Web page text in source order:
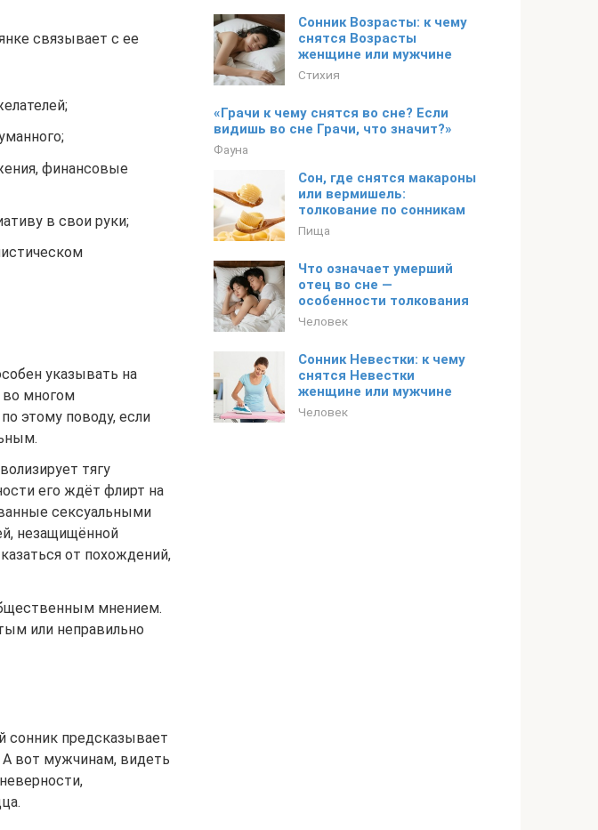
связывает с ее
финансовые
в свои руки;
указывать на
во многом
этому поводу, если
тягу
его ждёт флирт на
сексуальными
незащищённой
от похождений,
мнением.
или неправильно
сонник предсказывает
вот мужчинам, видеть
Сонник Возрасты: к чему
снятся Возрасты
женщине или мужчине
Стихия
«Грачи к чему снятся во сне? Если
видишь во сне Грачи, что значит?»
Фауна
Сон, где снятся макароны
или вермишель:
толкование по сонникам
Пища
Что означает умерший
отец во сне —
особенности толкования
Человек
Сонник Невестки: к чему
снятся Невестки
женщине или мужчине
Человек